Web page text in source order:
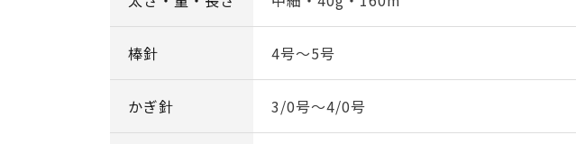
棒針 4号～5号
かぎ針 3/0号～4/0号